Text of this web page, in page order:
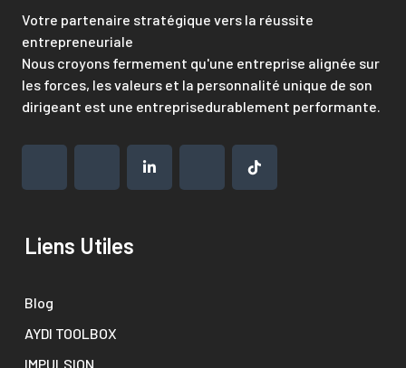
Votre partenaire stratégique vers la réussite
entrepreneuriale
Nous croyons fermement qu'une entreprise alignée sur
les forces, les valeurs et la personnalité unique de son
dirigeant est une entreprisedurablement performante.
Liens Utiles
Blog
AYDI TOOLBOX
IMPULSION